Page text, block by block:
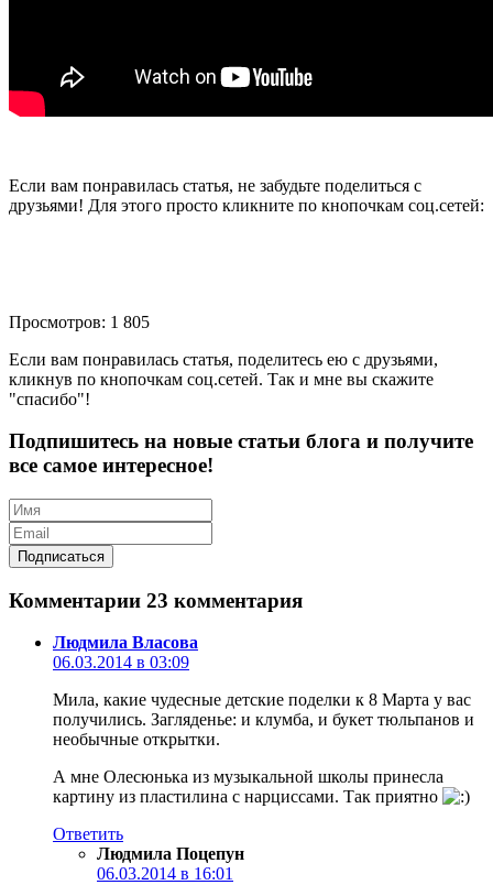
Если вам понравилась статья, не забудьте поделиться с
друзьями! Для этого просто кликните по кнопочкам соц.сетей:
Просмотров: 1 805
Если вам понравилась статья, поделитесь ею с друзьями,
кликнув по кнопочкам соц.сетей. Так и мне вы скажите
"спасибо"!
Подпишитесь на новые статьи блога и получите
все самое интересное!
Комментарии 23 комментария
Людмила Власова
06.03.2014 в 03:09
Мила, какие чудесные детские поделки к 8 Марта у вас
получились. Загляденье: и клумба, и букет тюльпанов и
необычные открытки.
А мне Олесюнька из музыкальной школы принесла
картину из пластилина с нарциссами. Так приятно
Ответить
Людмила Поцепун
06.03.2014 в 16:01